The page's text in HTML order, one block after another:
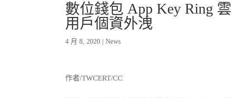
數位錢包 App Key Ring
用戶個資外洩
4 月 8, 2020 |News
作者/TWCERT/CC